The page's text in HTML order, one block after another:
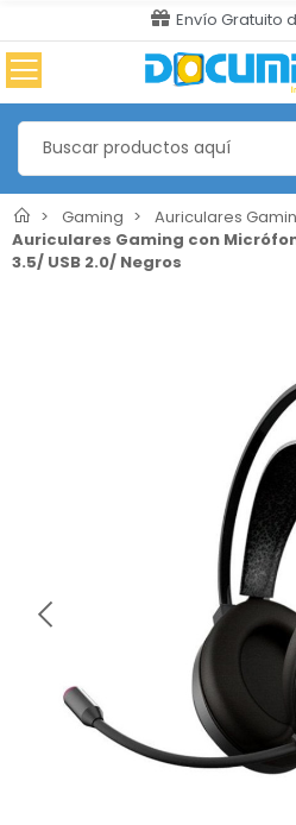
Envío Gratuito
Gaming
Auriculares
Auriculares Gaming con
3.5/ USB 2.0/ Negros